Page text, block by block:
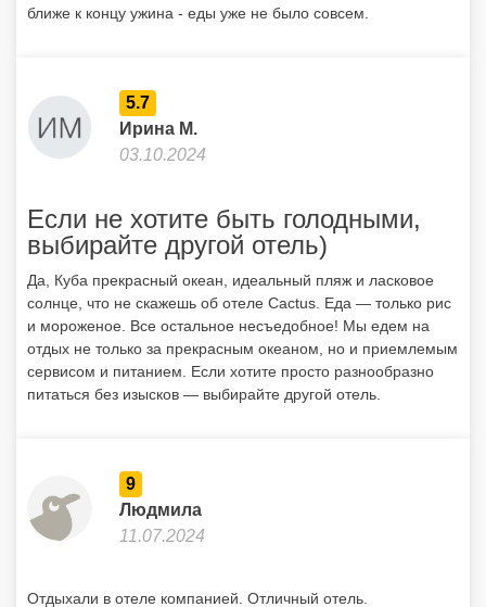
ближе к концу ужина - еды уже не было совсем.
5.7
Ирина М.
03.10.2024
Если не хотите быть голодными,
выбирайте другой отель)
Да, Куба прекрасный океан, идеальный пляж и ласковое
солнце, что не скажешь об отеле Cactus. Еда — только рис
и мороженое. Все остальное несъедобное! Мы едем на
отдых не только за прекрасным океаном, но и приемлемым
сервисом и питанием. Если хотите просто разнообразно
питаться без изысков — выбирайте другой отель.
9
Людмила
11.07.2024
Отдыхали в отеле компанией. Отличный отель.